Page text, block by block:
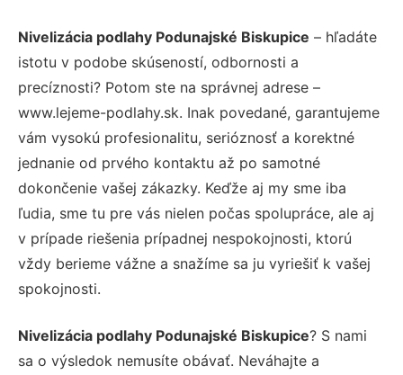
Nivelizácia podlahy Podunajské Biskupice – hľadáte
istotu v podobe skúseností, odbornosti a
precíznosti? Potom ste na správnej adrese –
www.lejeme-podlahy.sk. Inak povedané, garantujeme
vám vysokú profesionalitu, serióznosť a korektné
jednanie od prvého kontaktu až po samotné
dokončenie vašej zákazky. Keďže aj my sme iba
ľudia, sme tu pre vás nielen počas spolupráce, ale aj
v prípade riešenia prípadnej nespokojnosti, ktorú
vždy berieme vážne a snažíme sa ju vyriešiť k vašej
spokojnosti.
Nivelizácia podlahy Podunajské Biskupice? S nami
sa o výsledok nemusíte obávať. Neváhajte a